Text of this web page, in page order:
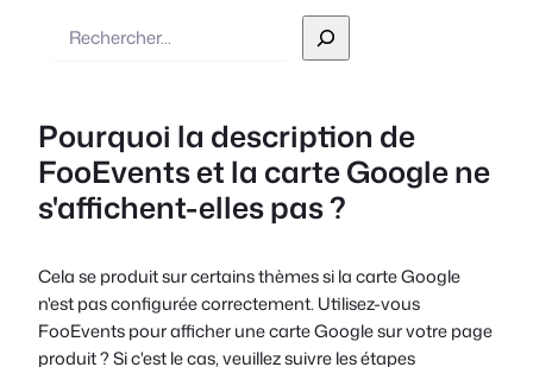
Spanish
Italian
Czech
Greek
Recherche
Pourquoi la description de
FooEvents et la carte Google ne
s'affichent-elles pas ?
Cela se produit sur certains thèmes si la carte Google
n'est pas configurée correctement. Utilisez-vous
FooEvents pour afficher une carte Google sur votre page
produit ? Si c'est le cas, veuillez suivre les étapes